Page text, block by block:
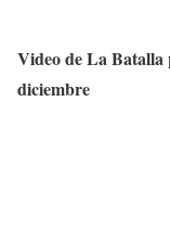
Video de La Batalla
diciembre